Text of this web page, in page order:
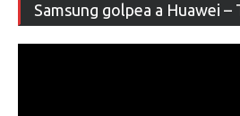
Samsung golpea a Huawei –